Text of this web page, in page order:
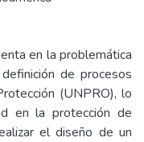
en la problemática
de procesos
(UNPRO), lo
en la protección de
el diseño de un